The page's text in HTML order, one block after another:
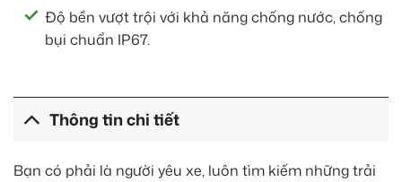
Độ bền vượt trội với khả năng chống nước, chống
bụi chuẩn IP67.
Thông tin chi tiết
Bạn có phải là người yêu xe, luôn tìm kiếm những trải